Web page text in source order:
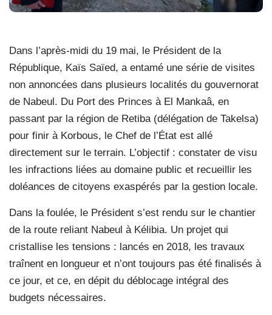
Dans l’après-midi du 19 mai, le Président de la
République, Kaïs Saïed, a entamé une série de visites
non annoncées dans plusieurs localités du gouvernorat
de Nabeul. Du Port des Princes à El Mankaâ, en
passant par la région de Retiba (délégation de Takelsa)
pour finir à Korbous, le Chef de l’État est allé
directement sur le terrain. L’objectif : constater de visu
les infractions liées au domaine public et recueillir les
doléances de citoyens exaspérés par la gestion locale.
Dans la foulée, le Président s’est rendu sur le chantier
de la route reliant Nabeul à Kélibia. Un projet qui
cristallise les tensions : lancés en 2018, les travaux
traînent en longueur et n’ont toujours pas été finalisés à
ce jour, et ce, en dépit du déblocage intégral des
budgets nécessaires.